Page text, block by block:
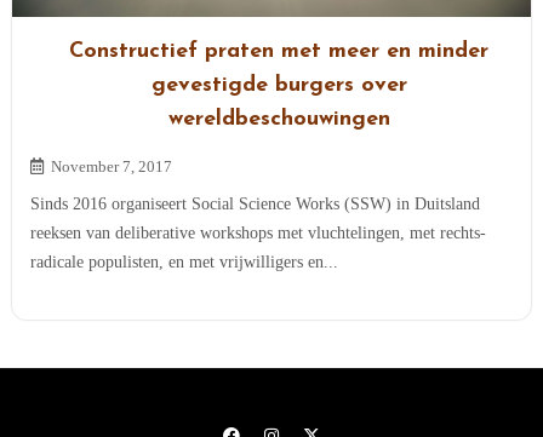
Constructief praten met meer en minder
gevestigde burgers over
wereldbeschouwingen
November 7, 2017
Sinds 2016 organiseert Social Science Works (SSW) in Duitsland
reeksen van deliberative workshops met vluchtelingen, met rechts-
radicale populisten, en met vrijwilligers en...